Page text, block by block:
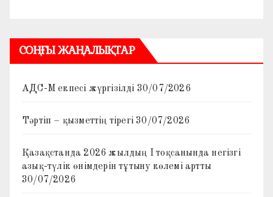
СОҢҒЫ ЖАҢАЛЫҚТАР
АДС-М екпесі жүргізілді 30/07/2026
Тәртіп – қызметтің тірегі 30/07/2026
Қазақстанда 2026 жылдың I тоқсанында негізгі
азық-түлік өнімдерін тұтыну көлемі артты
30/07/2026